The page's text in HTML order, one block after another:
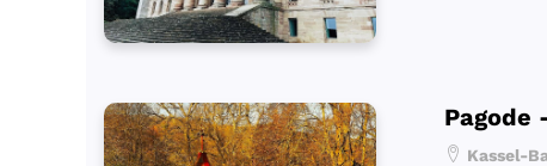
Pagode
Kassel-